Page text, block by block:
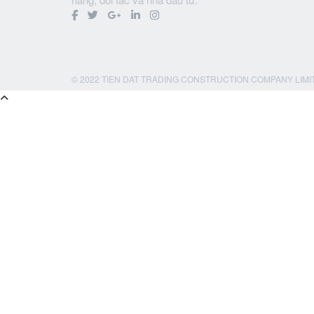
© 2022 TIEN DAT TRADING CONSTRUCTION COMPANY